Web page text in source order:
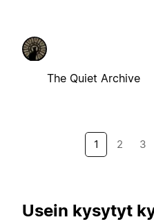
The Quiet Archive
1 2 3
Usein kysytyt